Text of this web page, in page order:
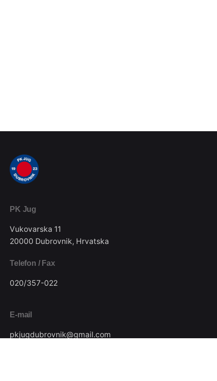
PK Jug
Vukovarska 11
20000 Dubrovnik, Hrvatska
Telefon / Fax
020/357-022
E-mail
pkjugdubrovnik@gmail.com